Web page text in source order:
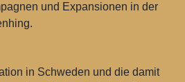
und Expansionen in der
in Schweden und die damit